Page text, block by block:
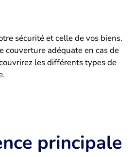
sécurité et celle de vos biens.
couverture adéquate en cas de
les différents types de
principale